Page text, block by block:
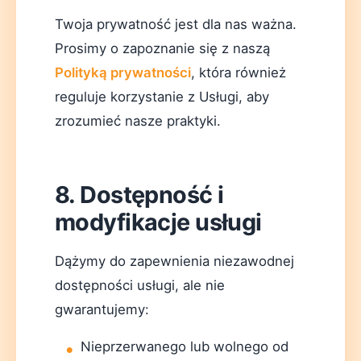
Twoja prywatność jest dla nas ważna.
Prosimy o zapoznanie się z naszą
Polityką prywatności, która również
reguluje korzystanie z Usługi, aby
zrozumieć nasze praktyki.
8. Dostępność i
modyfikacje usługi
Dążymy do zapewnienia niezawodnej
dostępności usługi, ale nie
gwarantujemy:
Nieprzerwanego lub wolnego od